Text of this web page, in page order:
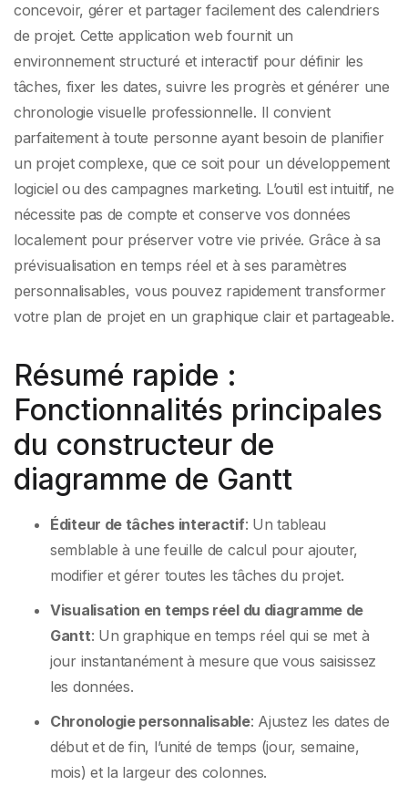
concevoir, gérer et partager facilement des calendriers
de projet. Cette application web fournit un
environnement structuré et interactif pour définir les
tâches, fixer les dates, suivre les progrès et générer une
chronologie visuelle professionnelle. Il convient
parfaitement à toute personne ayant besoin de planifier
un projet complexe, que ce soit pour un développement
logiciel ou des campagnes marketing. L’outil est intuitif, ne
nécessite pas de compte et conserve vos données
localement pour préserver votre vie privée. Grâce à sa
prévisualisation en temps réel et à ses paramètres
personnalisables, vous pouvez rapidement transformer
votre plan de projet en un graphique clair et partageable.
Résumé rapide :
Fonctionnalités principales
du constructeur de
diagramme de Gantt
Éditeur de tâches interactif: Un tableau
semblable à une feuille de calcul pour ajouter,
modifier et gérer toutes les tâches du projet.
Visualisation en temps réel du diagramme de
Gantt: Un graphique en temps réel qui se met à
jour instantanément à mesure que vous saisissez
les données.
Chronologie personnalisable: Ajustez les dates de
début et de fin, l’unité de temps (jour, semaine,
mois) et la largeur des colonnes.